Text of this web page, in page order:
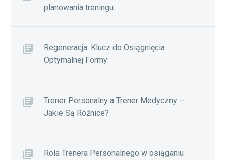
planowania treningu.
Regeneracja: Klucz do Osiągnięcia
Optymalnej Formy
Trener Personalny a Trener Medyczny –
Jakie Są Różnice?
Rola Trenera Personalnego w osiąganiu